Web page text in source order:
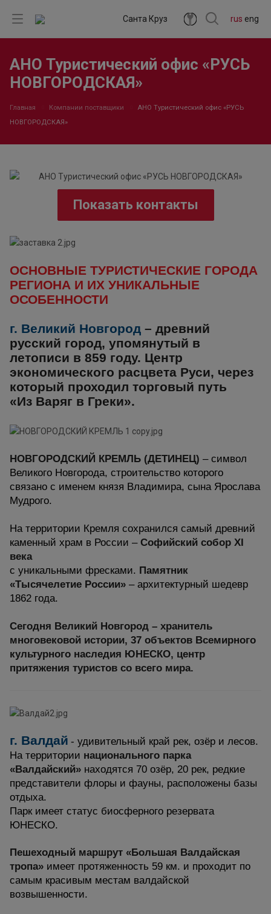
rus eng
Санта Круз
АНО Туристический офис «РУСЬ
НОВГОРОДСКАЯ»
Главная Компании поставщики
АНО Туристический офис «РУСЬ
НОВГОРОДСКАЯ»
Показать контакты
ОСНОВНЫЕ ТУРИСТИЧЕСКИЕ ГОРОДА
РЕГИОНА И ИХ УНИКАЛЬНЫЕ
ОСОБЕННОСТИ
г. Великий Новгород – древний
русский город, упомянутый в
летописи в 859 году. Центр
экономического расцвета Руси, через
который проходил торговый путь
«Из Варяг в Греки».
НОВГОРОДСКИЙ КРЕМЛЬ (ДЕТИНЕЦ) – символ
Великого Новгорода, строительство которого
связано с именем князя Владимира, сына Ярослава
Мудрого.
На территории Кремля сохранился самый древний
каменный храм в России –Софийский собор ХI
века
с уникальными фресками. Памятник
«Тысячелетие России» – архитектурный шедевр
1862 года.
Сегодня Великий Новгород – хранитель
многовековой истории, 37 объектов Всемирного
культурного наследия ЮНЕСКО, центр
притяжения туристов со всего мира.
г. Валдай - удивительный край рек, озёр и лесов.
На территории национального парка
«Валдайский» находятся 70 озёр, 20 рек, редкие
представители флоры и фауны, расположены базы
отдыха.
Парк имеет статус биосферного резервата
ЮНЕСКО.
Пешеходный маршрут «Большая Валдайская
тропа» имеет протяженность 59 км. и проходит по
самым красивым местам валдайской
возвышенности.